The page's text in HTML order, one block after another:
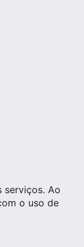
serviços. Ao
o uso de